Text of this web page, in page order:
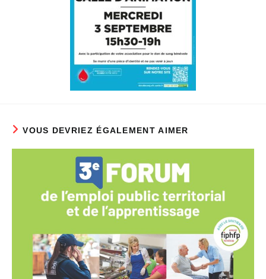
VOUS DEVRIEZ ÉGALEMENT AIMER